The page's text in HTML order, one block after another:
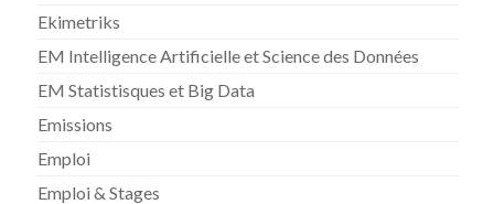
Ekimetriks
EM Intelligence Artificielle et Science des Données
EM Statistisques et Big Data
Emissions
Emploi
Emploi & Stages